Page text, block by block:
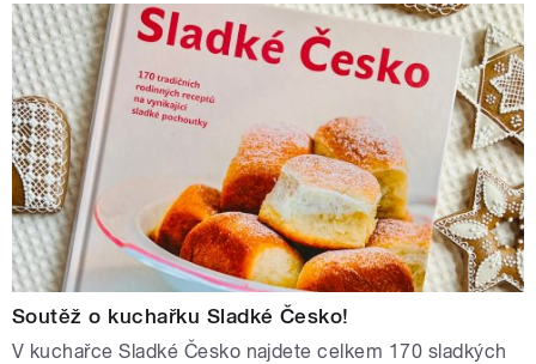
Soutěž o kuchařku Sladké Česko!
V kuchařce Sladké Česko najdete celkem 170 sladkých